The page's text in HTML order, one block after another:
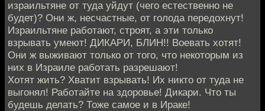
израильтяне от туда уйдут (чего естественно не
будет)? Они ж, несчастные, от голода передохнут!
Израильтяне работают, строят, а эти только
взрывать умеют! ДИКАРИ, БЛИН!! Воевать хотят!
Они ж выживают только от того, что некоторым из
них в Израиле работать разрешают!
Хотят жить? Хватит взрывать! Их никто от туда не
выгонял! Работайте на здоровье! Дикари. Что ты
будешь делать? Тоже самое и в Ираке!